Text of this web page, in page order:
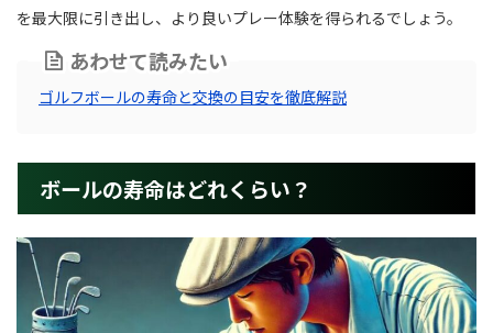
を最大限に引き出し、より良いプレー体験を得られるでしょう。
あわせて読みたい
ゴルフボールの寿命と交換の目安を徹底解説
ボールの寿命はどれくらい？